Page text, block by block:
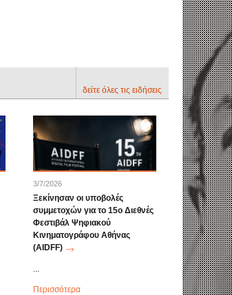
δείτε όλες τις ειδήσεις
3/7/2026
Ξεκίνησαν οι υποβολές
συμμετοχών για το 15ο Διεθνές
Φεστιβάλ Ψηφιακού
Κινηματογράφου Αθήνας
(AIDFF)
...
Περισσότερα